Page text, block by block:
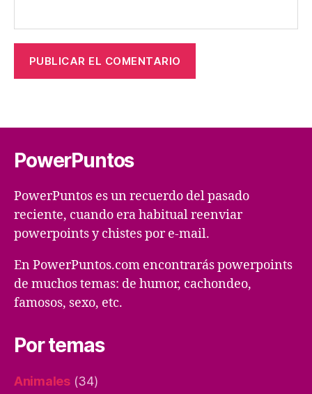
PowerPuntos
PowerPuntos es un recuerdo del pasado
reciente, cuando era habitual reenviar
powerpoints y chistes por e-mail.
En PowerPuntos.com encontrarás powerpoints
de muchos temas: de humor, cachondeo,
famosos, sexo, etc.
Por temas
Animales(34)